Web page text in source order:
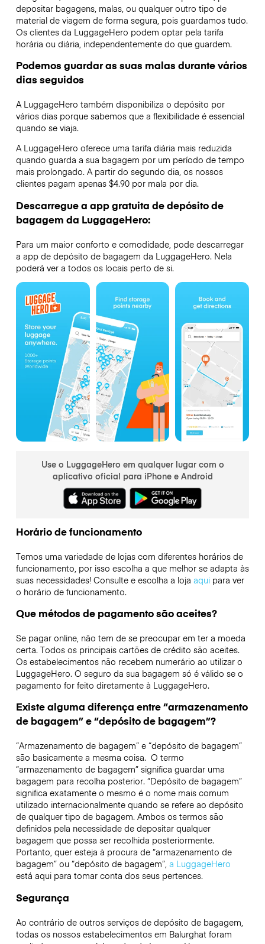
depositar bagagens, malas, ou qualquer outro tipo de
material de viagem de forma segura, pois guardamos tudo.
Os clientes da LuggageHero podem optar pela tarifa
horária ou diária, independentemente do que guardem.
Podemos guardar as suas malas durante vários
dias seguidos
A LuggageHero também disponibiliza o depósito por
vários dias porque sabemos que a flexibilidade é essencial
quando se viaja.
A LuggageHero oferece uma tarifa diária mais reduzida
quando guarda a sua bagagem por um período de tempo
mais prolongado. A partir do segundo dia, os nossos
clientes pagam apenas $4.90 por mala por dia.
Descarregue a app gratuita de depósito de
bagagem da LuggageHero:
Para um maior conforto e comodidade, pode descarregar
a app de depósito de bagagem da LuggageHero. Nela
poderá ver a todos os locais perto de si.
Use o LuggageHero em qualquer lugar com o
aplicativo oficial para iPhone e Android
Horário de funcionamento
Temos uma variedade de lojas com diferentes horários de
funcionamento, por isso escolha a que melhor se adapta às
suas necessidades! Consulte e escolha a loja aquipara ver
o horário de funcionamento.
Que métodos de pagamento são aceites?
Se pagar online, não tem de se preocupar em ter a moeda
certa. Todos os principais cartões de crédito são aceites.
Os estabelecimentos não recebem numerário ao utilizar o
LuggageHero. O seguro da sua bagagem só é válido se o
pagamento for feito diretamente à LuggageHero.
Existe alguma diferença entre “armazenamento
de bagagem” e “depósito de bagagem”?
“Armazenamento de bagagem” e “depósito de bagagem”
são basicamente a mesma coisa. O termo
“armazenamento de bagagem” significa guardar uma
bagagem para recolha posterior. “Depósito de bagagem”
significa exatamente o mesmo é o nome mais comum
utilizado internacionalmente quando se refere ao depósito
de qualquer tipo de bagagem. Ambos os termos são
definidos pela necessidade de depositar qualquer
bagagem que possa ser recolhida posteriormente.
Portanto, quer esteja à procura de “armazenamento de
bagagem” ou “depósito de bagagem”,a LuggageHero
está aqui para tomar conta dos seus pertences.
Segurança
Ao contrário de outros serviços de depósito de bagagem,
todas os nossos estabelecimentos em Balurghatforam